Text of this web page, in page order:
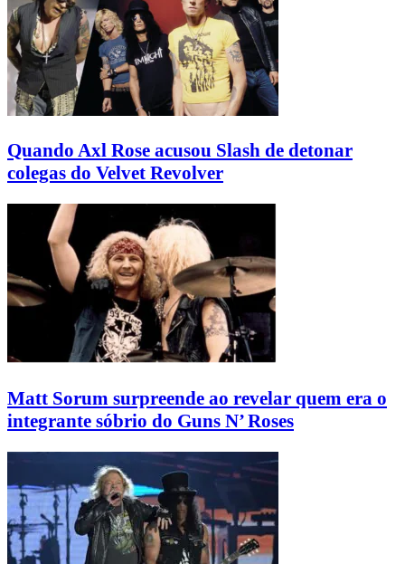
Quando Axl Rose acusou Slash de detonar
colegas do Velvet Revolver
Matt Sorum surpreende ao revelar quem era o
integrante sóbrio do Guns N’ Roses